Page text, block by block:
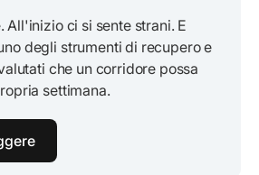
All'inizio ci si sente strani. E
degli strumenti di recupero e
che un corridore possa
settimana.